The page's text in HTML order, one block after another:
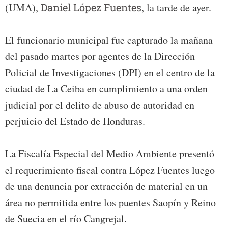
(UMA), Daniel López Fuentes, la tarde de ayer.
El funcionario municipal fue capturado la mañana
del pasado martes por agentes de la Dirección
Policial de Investigaciones (DPI) en el centro de la
ciudad de La Ceiba en cumplimiento a una orden
judicial por el delito de abuso de autoridad en
perjuicio del Estado de Honduras.
La Fiscalía Especial del Medio Ambiente presentó
el requerimiento fiscal contra López Fuentes luego
de una denuncia por extracción de material en un
área no permitida entre los puentes Saopín y Reino
de Suecia en el río Cangrejal.